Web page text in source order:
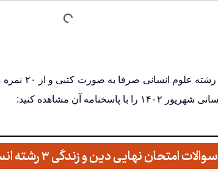
امتحان
سوالات امتحان نهایی دین و زندگی ۳ رشته انسانی شهریور ۱۴۰۲